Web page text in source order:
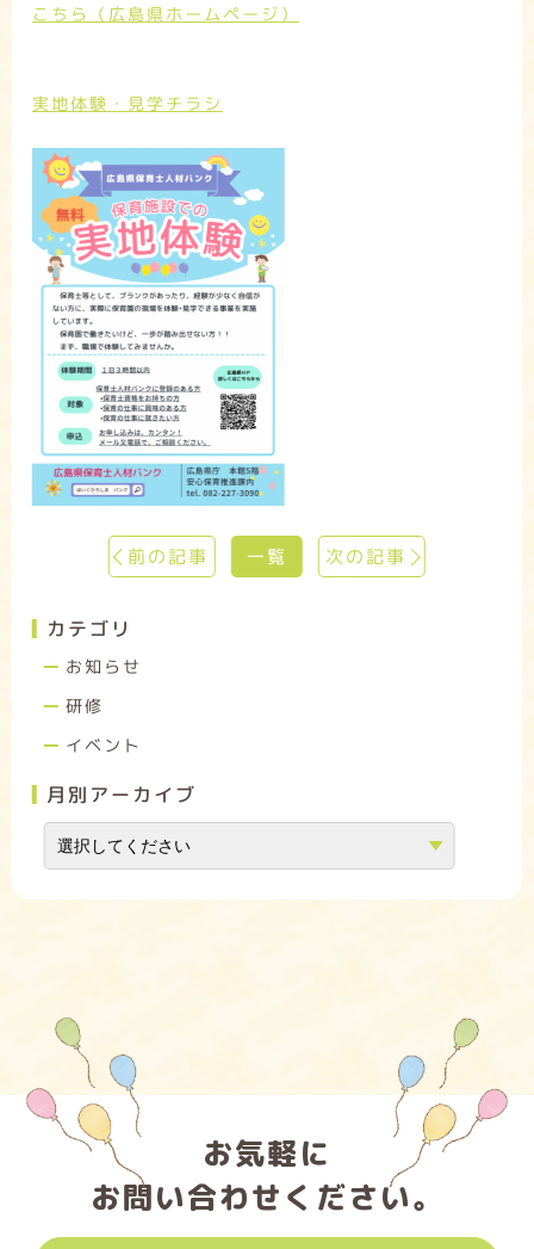
こちら（広島県ホームページ）
実地体験・見学チラシ
前の記事 一覧 次の記事
カテゴリ
お知らせ
研修
イベント
月別アーカイブ
お気軽に
お問い合わせください。